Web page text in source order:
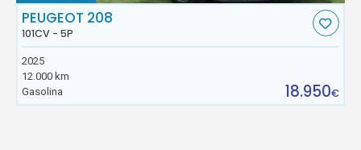
PEUGEOT 208
101CV - 5P
2025
12.000 km
Gasolina
18.950€